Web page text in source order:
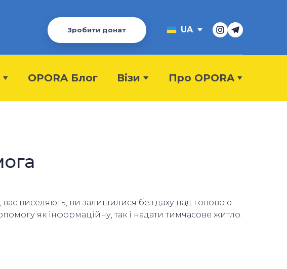
Зробити донат UA
OPORA Блог Візи Про OPORA
вас виселяють, ви залишилися без даху над головою
як інформаційну, так і надати тимчасове житло.